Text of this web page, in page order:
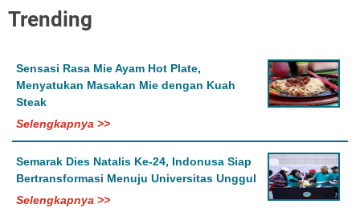
Trending
Sensasi Rasa Mie Ayam Hot Plate,
Menyatukan Masakan Mie dengan Kuah
Steak
Selengkapnya >>
Semarak Dies Natalis Ke-24, Indonusa Siap
Bertransformasi Menuju Universitas Unggul
Selengkapnya >>